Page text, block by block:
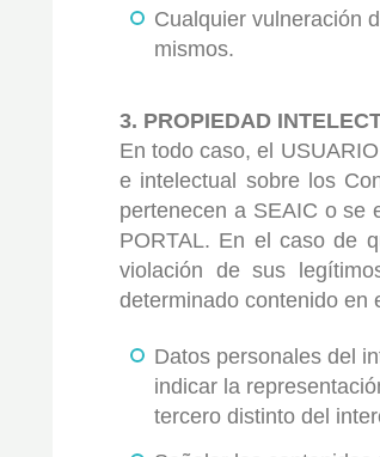
Cualquier vulneración
mismos.
3. PROPIEDAD
En todo caso, el
e intelectual sobre los
pertenecen a SEAIC o se
PORTAL. En el caso de
violación de sus
determinado contenido en
Datos personales del
indicar la
tercero distinto del